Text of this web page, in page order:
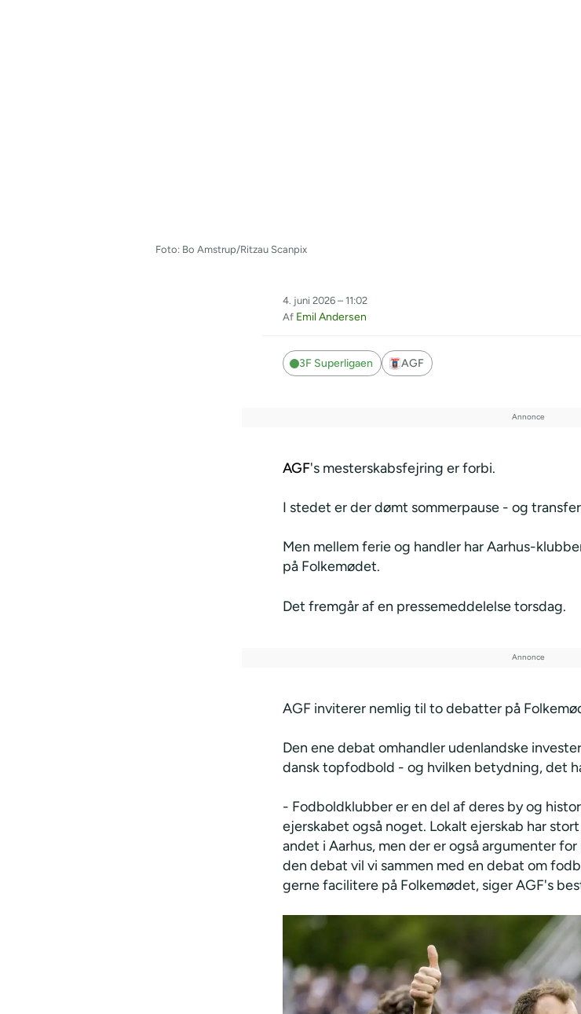
Foto: Bo Amstrup/Ritzau Scanpix
4. juni 2026 – 11:02
Af Emil Andersen
3F Superligaen AGF
AGF's mesterskabsfejring er forbi.
I stedet er der dømt sommerpause - og
Men mellem ferie og handler har Aarhus-
på Folkemødet.
Det fremgår af en pressemeddelelse torsdag.
AGF inviterer nemlig til to debatter på
Den ene debat omhandler udenlandske
dansk topfodbold - og hvilken betydning, det
- Fodboldklubber er en del af deres by og
ejerskabet også noget. Lokalt ejerskab har
andet i Aarhus, men der er også argumenter
den debat vil vi sammen med en debat om
gerne facilitere på Folkemødet, siger AGF's